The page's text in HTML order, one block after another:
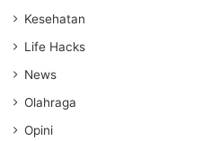
Kesehatan
Life Hacks
News
Olahraga
Opini